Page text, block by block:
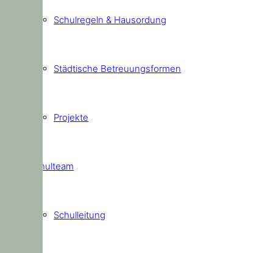
Schulregeln & Hausordung
Städtische Betreuungsformen
Projekte
Schulteam
Schulleitung